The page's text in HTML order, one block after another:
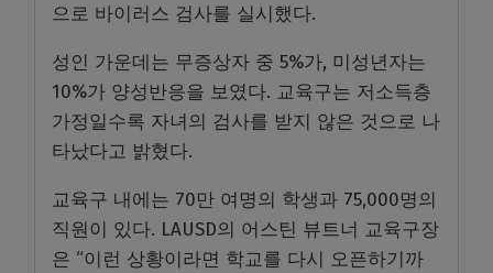
으로 바이러스 검사를 실시했다.
성인 가운데는 무증상자 중 5%가, 미성년자는
10%가 양성반응을 보였다. 교육구는 저소득층
가정일수록 자녀의 검사를 받지 않은 것으로 나
타났다고 밝혔다.
교육구 내에는 70만 여명의 학생과 75,000명의
직원이 있다. LAUSD의 어스틴 뷰트너 교육구장
은 “이런 상황이라면 학교를 다시 오픈하기까